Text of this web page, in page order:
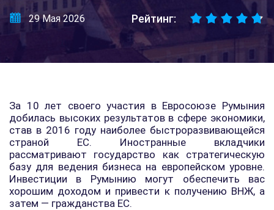
29 Мая 2026 Рейтинг:
За 10 лет своего участия в Евросоюзе Румыния
добилась высоких результатов в сфере экономики,
став в 2016 году наиболее быстроразвивающейся
страной ЕС. Иностранные вкладчики
рассматривают государство как стратегическую
базу для ведения бизнеса на европейском уровне.
Инвестиции в Румынию могут обеспечить вас
хорошим доходом и привести к получению ВНЖ, а
затем — гражданства ЕС.